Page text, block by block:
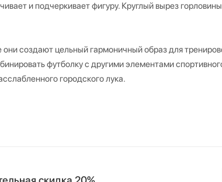
и подчеркивает фигуру. Круглый вырез
создают цельный гармоничный образ для
футболку с другими элементами
городского лука.